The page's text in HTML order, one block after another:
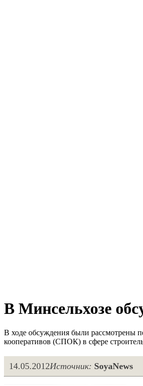
В Минсельхозе
В ходе обсуждения были рассмотрены
кооперативов (СПОК) в сфере
14.05.2012Источник: SoyaNews